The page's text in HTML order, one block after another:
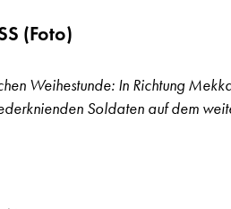
(Foto)
Weihestunde: In Richtung
Soldaten auf dem